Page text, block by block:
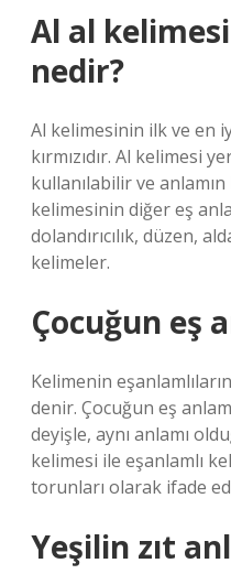
Al al
nedir?
Al kelimesinin ilk ve en
kırmızıdır. Al kelimesi
kullanılabilir ve
kelimesinin diğer eş
dolandırıcılık, düzen,
kelimeler.
Çocuğun eş
Kelimenin
denir. Çocuğun eş
deyişle, aynı anlamı
kelimesi ile eşanlamlı
torunları olarak ifade
Yeşilin zıt